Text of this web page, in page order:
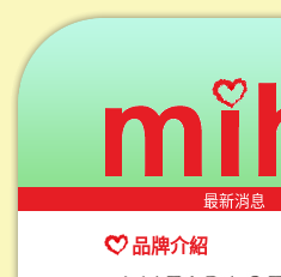
最新消息
品牌介紹